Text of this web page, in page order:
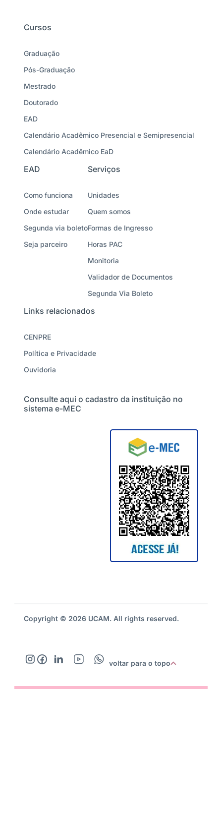
Cursos
Graduação
Pós-Graduação
Mestrado
Doutorado
EAD
Calendário Acadêmico Presencial e Semipresencial
Calendário Acadêmico EaD
EAD
Como funciona
Onde estudar
Segunda via boleto
Seja parceiro
Serviços
Unidades
Quem somos
Formas de Ingresso
Horas PAC
Monitoria
Validador de Documentos
Segunda Via Boleto
Links relacionados
CENPRE
Política e Privacidade
Ouvidoria
Consulte aqui o cadastro da instituição no
sistema e-MEC
Copyright © 2026 UCAM. All rights reserved.
voltar para o topo